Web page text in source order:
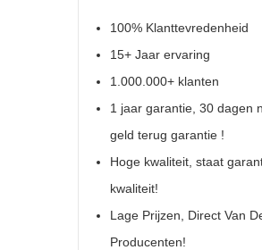
100% Klanttevredenheid
15+ Jaar ervaring
1.000.000+ klanten
1 jaar garantie, 30 dagen
geld terug garantie !
Hoge kwaliteit, staat
kwaliteit!
Lage Prijzen, Direct Van
Producenten!